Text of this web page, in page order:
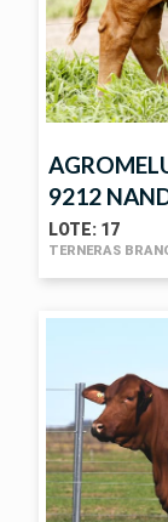
9212
LOTE: 17
TERNERAS